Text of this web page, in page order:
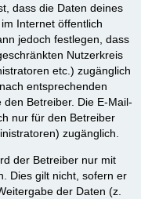
dass die Daten deines
Internet öffentlich
jedoch festlegen, dass
Nutzerkreis
etc.) zugänglich
entsprechenden
Betreiber. Die E-Mail-
nur für den Betreiber
zugänglich.
der Betreiber nur mit
Dies gilt nicht, sofern er
der Daten (z.